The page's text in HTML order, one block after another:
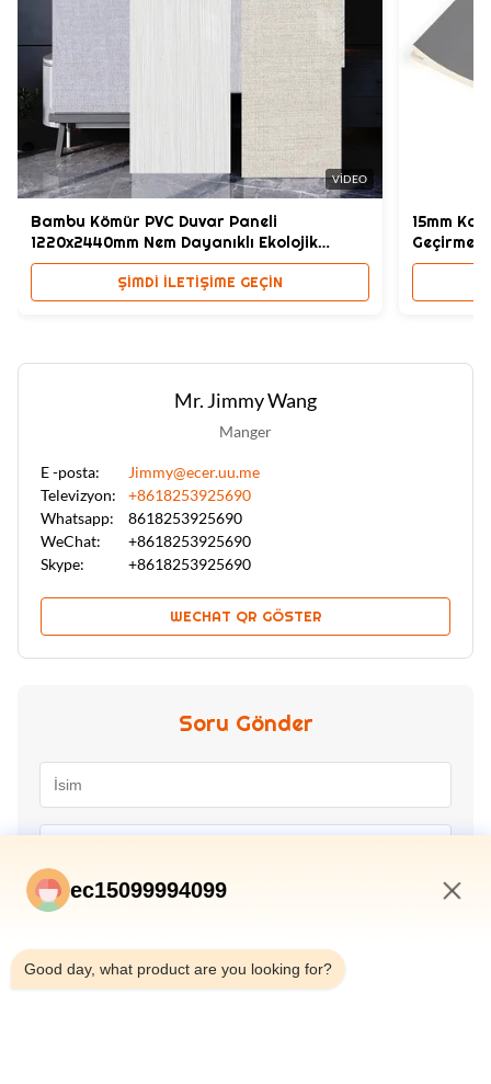
VIDEO
Bambu Kömür PVC Duvar Paneli
1220x2440mm Nem Dayanıklı Ekolojik
Dostu
ŞIMDI ILETIŞIME GEÇIN
15mm
Geçirmez
Mr. Jimmy Wang
Manger
E -posta:
Jimmy@ecer.uu.me
Televizyon:
+8618253925690
Whatsapp:
8618253925690
WeChat:
+8618253925690
Skype:
+8618253925690
WECHAT QR GÖSTER
Soru Gönder
ec15099994099
Good day, what product are you looking for?